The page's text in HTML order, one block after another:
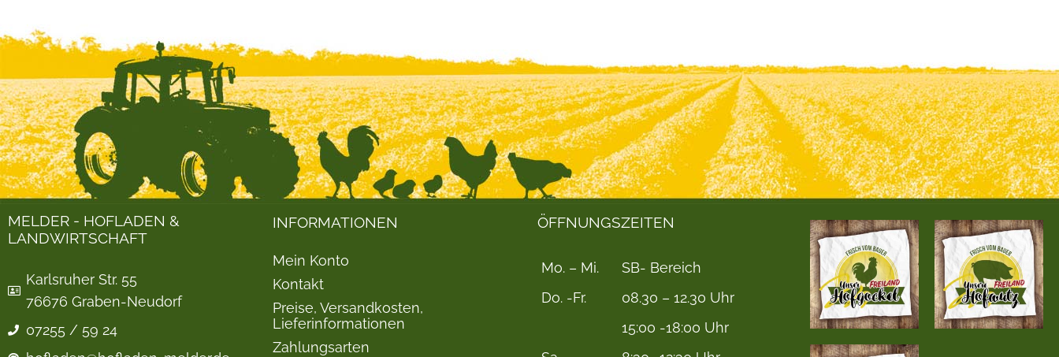
MELDER - HOFLADEN &
LANDWIRTSCHAFT
Karlsruher Str. 55
76676 Graben-Neudorf
07255 / 59 24
INFORMATIONEN
Mein Konto
Kontakt
Preise, Versandkosten,
Lieferinformationen
Zahlungsarten
ÖFFNUNGSZEITEN
Mo. – Mi.
SB- Bereich
Do. -Fr.
08.30 – 12.30 Uhr
15:00 -18:00 Uhr